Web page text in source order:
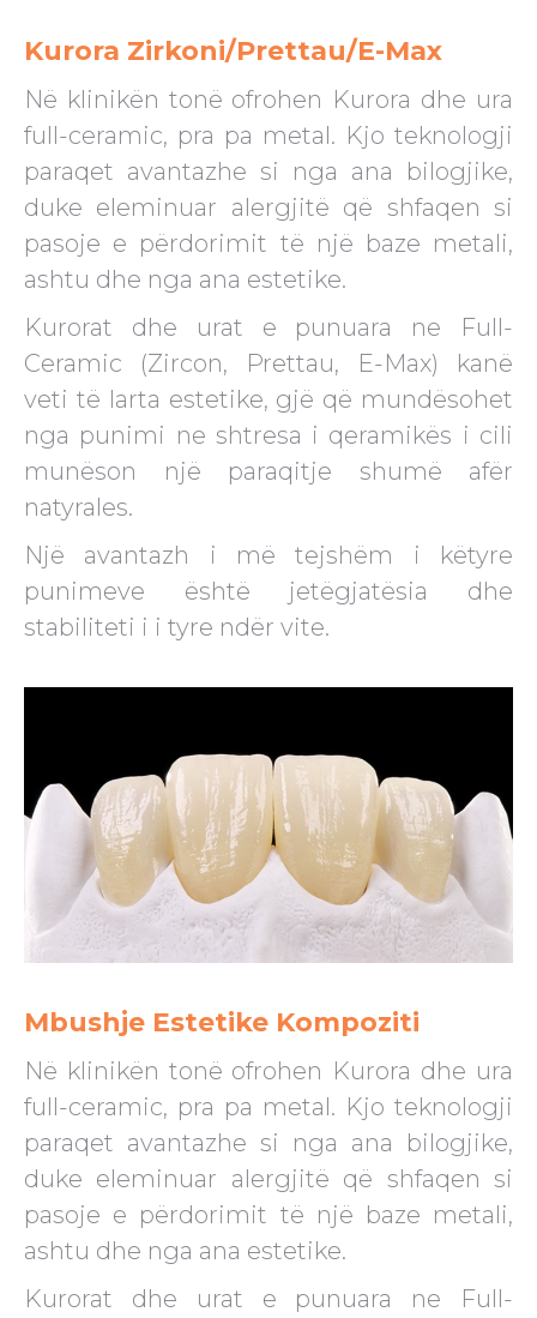
Kurora Zirkoni/Prettau/E-Max
Në klinikën tonë ofrohen Kurora dhe ura
full-ceramic, pra pa metal. Kjo teknologji
paraqet avantazhe si nga ana bilogjike,
duke eleminuar alergjitë që shfaqen si
pasoje e përdorimit të një baze metali,
ashtu dhe nga ana estetike.
Kurorat dhe urat e punuara ne Full-
Ceramic (Zircon, Prettau, E-Max) kanë
veti të larta estetike, gjë që mundësohet
nga punimi ne shtresa i qeramikës i cili
munëson një paraqitje shumë afër
natyrales.
Një avantazh i më tejshëm i këtyre
punimeve është jetëgjatësia dhe
stabiliteti i i tyre ndër vite.
Mbushje Estetike Kompoziti
Në klinikën tonë ofrohen Kurora dhe ura
full-ceramic, pra pa metal. Kjo teknologji
paraqet avantazhe si nga ana bilogjike,
duke eleminuar alergjitë që shfaqen si
pasoje e përdorimit të një baze metali,
ashtu dhe nga ana estetike.
Kurorat dhe urat e punuara ne Full-